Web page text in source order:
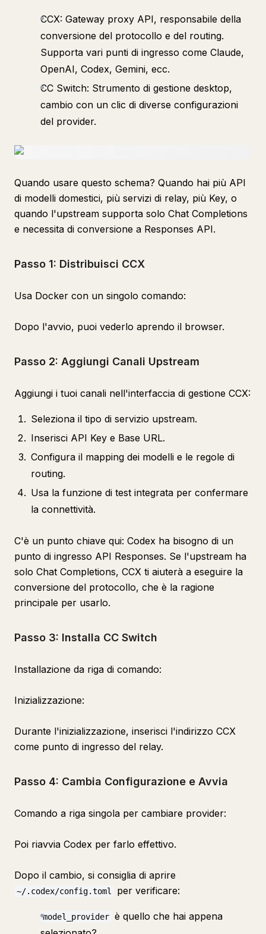
CCX: Gateway proxy API, responsabile della
conversione del protocollo e del routing.
Supporta vari punti di ingresso come Claude,
OpenAI, Codex, Gemini, ecc.
CC Switch: Strumento di gestione desktop,
cambio con un clic di diverse configurazioni
del provider.
Quando usare questo schema? Quando hai più API
di modelli domestici, più servizi di relay, più Key, o
quando l'upstream supporta solo Chat Completions
e necessita di conversione a Responses API.
Passo 1: Distribuisci CCX
Usa Docker con un singolo comando:
Dopo l'avvio, puoi vederlo aprendo il browser.
Passo 2: Aggiungi Canali Upstream
Aggiungi i tuoi canali nell'interfaccia di gestione CCX:
Seleziona il tipo di servizio upstream.
Inserisci API Key e Base URL.
Configura il mapping dei modelli e le regole di
routing.
Usa la funzione di test integrata per confermare
la connettività.
C'è un punto chiave qui: Codex ha bisogno di un
punto di ingresso API Responses. Se l'upstream ha
solo Chat Completions, CCX ti aiuterà a eseguire la
conversione del protocollo, che è la ragione
principale per usarlo.
Passo 3: Installa CC Switch
Installazione da riga di comando:
Inizializzazione:
Durante l'inizializzazione, inserisci l'indirizzo CCX
come punto di ingresso del relay.
Passo 4: Cambia Configurazione e Avvia
Comando a riga singola per cambiare provider:
Poi riavvia Codex per farlo effettivo.
Dopo il cambio, si consiglia di aprire
~/.codex/config.toml per verificare:
model_provider è quello che hai appena